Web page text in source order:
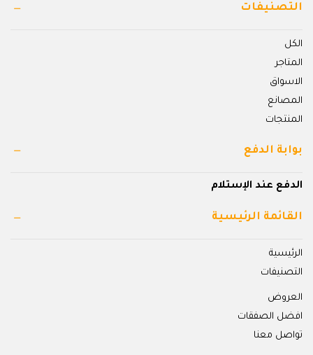
التصنيفات
الكل
المتاجر
الاسواق
المصانع
المنتجات
بوابة الدفع
الدفع عند الإستلام
القائمة الرئيسية
الرئيسية
التصنيفات
العروض
افضل الصفقات
تواصل معنا